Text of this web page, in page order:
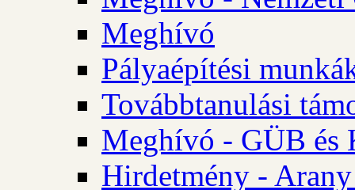
Meghívó
Pályaépítési
Továbbtanulási
Meghívó - GÜB és
Hirdetmény - Arany